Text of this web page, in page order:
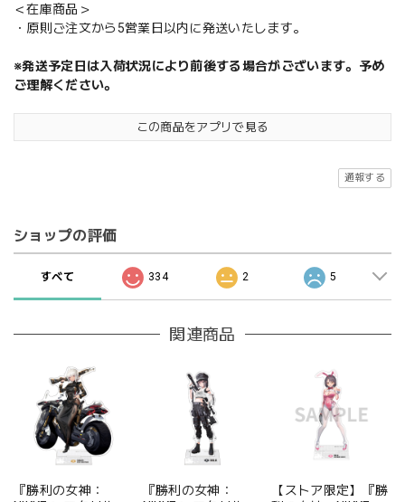
＜在庫商品＞
・原則ご注文から5営業日以内に発送いたします。
※発送予定日は入荷状況により前後する場合がございます。予め
ご理解ください。
この商品をアプリで見る
通報する
ショップの評価
すべて 334 2 5
関連商品
『勝利の女神：
『勝利の女神：
【ストア限定】『勝